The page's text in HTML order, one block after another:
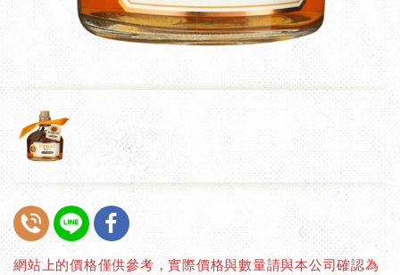
網站上的價格僅供參考，實際價格與數量請與本公司確認為